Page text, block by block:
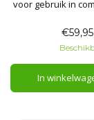
voor gebruik in
Pyro Grill Gun,
gebruiken op
propaanfles in
de
precies wat je
€59,95
In